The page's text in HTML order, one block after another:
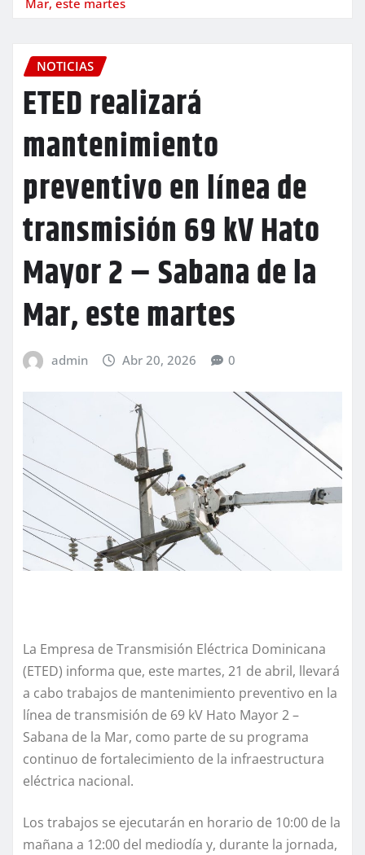
NOTICIAS
ETED realizará
mantenimiento
preventivo en línea de
transmisión 69 kV Hato
Mayor 2 – Sabana de la
Mar, este martes
admin Abr 20, 2026 0
La Empresa de Transmisión Eléctrica Dominicana
(ETED) informa que, este martes, 21 de abril, llevará
a cabo trabajos de mantenimiento preventivo en la
línea de transmisión de 69 kV Hato Mayor 2 –
Sabana de la Mar, como parte de su programa
continuo de fortalecimiento de la infraestructura
eléctrica nacional.
Los trabajos se ejecutarán en horario de 10:00 de la
mañana a 12:00 del mediodía y, durante la jornada,